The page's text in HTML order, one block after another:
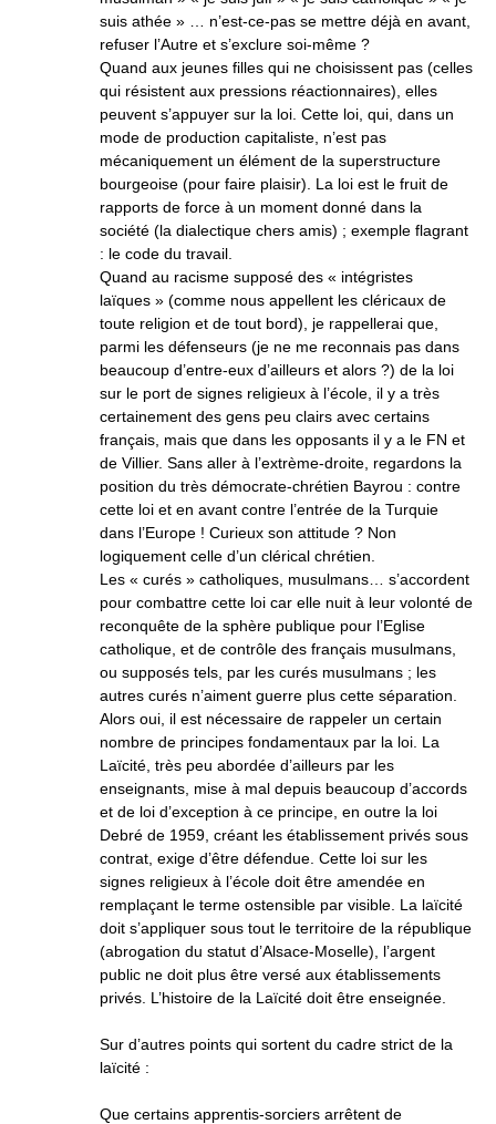
suis athée » … n’est-ce-pas se mettre déjà en avant,
refuser l’Autre et s’exclure soi-même ?
Quand aux jeunes filles qui ne choisissent pas (celles
qui résistent aux pressions réactionnaires), elles
peuvent s’appuyer sur la loi. Cette loi, qui, dans un
mode de production capitaliste, n’est pas
mécaniquement un élément de la superstructure
bourgeoise (pour faire plaisir). La loi est le fruit de
rapports de force à un moment donné dans la
société (la dialectique chers amis) ; exemple flagrant
: le code du travail.
Quand au racisme supposé des « intégristes
laïques » (comme nous appellent les cléricaux de
toute religion et de tout bord), je rappellerai que,
parmi les défenseurs (je ne me reconnais pas dans
beaucoup d’entre-eux d’ailleurs et alors ?) de la loi
sur le port de signes religieux à l’école, il y a très
certainement des gens peu clairs avec certains
français, mais que dans les opposants il y a le FN et
de Villier. Sans aller à l’extrème-droite, regardons la
position du très démocrate-chrétien Bayrou : contre
cette loi et en avant contre l’entrée de la Turquie
dans l’Europe ! Curieux son attitude ? Non
logiquement celle d’un clérical chrétien.
Les « curés » catholiques, musulmans… s’accordent
pour combattre cette loi car elle nuit à leur volonté de
reconquête de la sphère publique pour l’Eglise
catholique, et de contrôle des français musulmans,
ou supposés tels, par les curés musulmans ; les
autres curés n’aiment guerre plus cette séparation.
Alors oui, il est nécessaire de rappeler un certain
nombre de principes fondamentaux par la loi. La
Laïcité, très peu abordée d’ailleurs par les
enseignants, mise à mal depuis beaucoup d’accords
et de loi d’exception à ce principe, en outre la loi
Debré de 1959, créant les établissement privés sous
contrat, exige d’être défendue. Cette loi sur les
signes religieux à l’école doit être amendée en
remplaçant le terme ostensible par visible. La laïcité
doit s’appliquer sous tout le territoire de la république
(abrogation du statut d’Alsace-Moselle), l’argent
public ne doit plus être versé aux établissements
privés. L’histoire de la Laïcité doit être enseignée.
Sur d’autres points qui sortent du cadre strict de la
laïcité :
Que certains apprentis-sorciers arrêtent de